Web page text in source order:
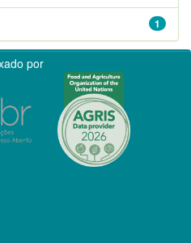
1
por